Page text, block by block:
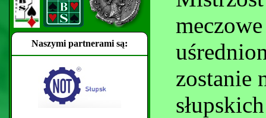
Naszymi partnerami są:
zostanie